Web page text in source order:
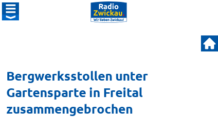
Bergwerksstollen unter
Gartensparte in Freital
zusammengebrochen